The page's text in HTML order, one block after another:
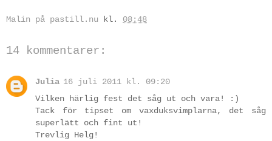
Malin på pastill.nu kl. 08:48
14 kommentarer:
Julia 16 juli 2011 kl. 09:20
Vilken härlig fest det såg ut och vara! :)
Tack för tipset om vaxduksvimplarna, det såg
superlätt och fint ut!
Trevlig Helg!